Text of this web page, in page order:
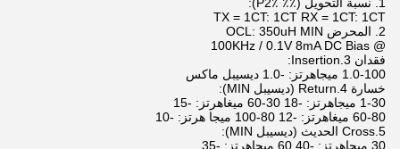
TX = 1CT: 1CT RX = 1CT: 1CT
2. المحرض OCL: 350uH MIN
@ 100KHz / 0.1V 8mA DC Bias
فقدان 3.Insertion:
1.0-100 ميجاهرتز: -1.0 ديسيبل ماكس
خسارة 4.Return (ديسيبل MIN):
1-30 ميجاهرتز: -18 30-60 ميغاهرتز: -15
60-80 ميغاهرتز: -12 80-100 ميجا هرتز: -10
5.Cross الحديث (ديسيبل MIN):
30 ميجاهرتز: -40 60 ميجاهرتز: -35